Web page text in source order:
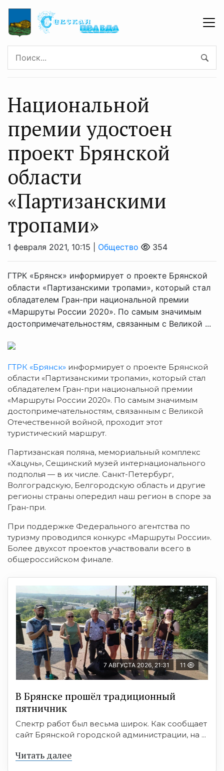
Национальной
премии удостоен
проект Брянской
области
«Партизанскими
тропами»
1 февраля 2021, 10:15 | Общество 354
ГТРК «Брянск» информирует о проекте Брянской
области «Партизанскими тропами», который стал
обладателем Гран-при национальной премии
«Маршруты России 2020». По самым значимым
достопримечательностям, связанным с Великой ...
ГТРК «Брянск» информирует о проекте Брянской
области «Партизанскими тропами», который стал
обладателем Гран-при национальной премии
«Маршруты России 2020». По самым значимым
достопримечательностям, связанным с Великой
Отечественной войной, проходит этот
туристический маршрут.
Партизанская поляна, мемориальный комплекс
«Хацунь», Сещинский музей интернационального
подполья — в их числе. Санкт-Петербург,
Волгоградскую, Белгородскую область и другие
регионы страны опередил наш регион в споре за
Гран-при.
При поддержке Федерального агентства по
туризму проводился конкурс «Маршруты России».
Более двухсот проектов участвовали всего в
общероссийском финале.
7 АВГУСТА 2026, 21:31 11
В Брянске прошёл традиционный
пятничник
Спектр работ был весьма широк. Как сообщает
сайт Брянской городской администрации, на ...
Читать далее